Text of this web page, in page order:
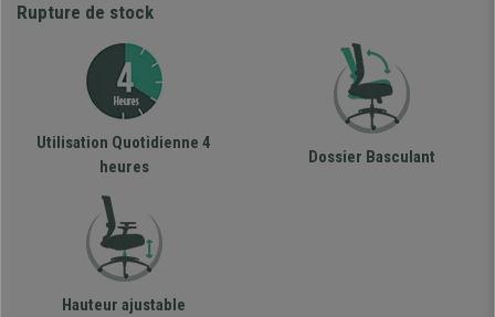
Rupture de stock
Utilisation Quotidienne 4
heures
Dossier Basculant
Hauteur ajustable